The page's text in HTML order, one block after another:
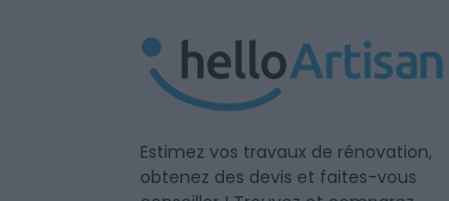
Estimez vos travaux de rénovation,
obtenez des devis et faites-vous